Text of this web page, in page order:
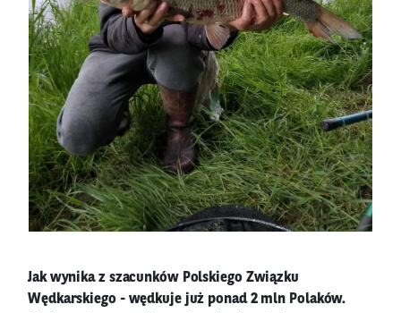
Jak wynika z szacunków Polskiego Związku
Wędkarskiego - wędkuje już ponad 2 mln Polaków.